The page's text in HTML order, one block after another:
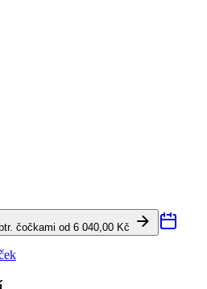
čočkami od 6 040,00 Kč